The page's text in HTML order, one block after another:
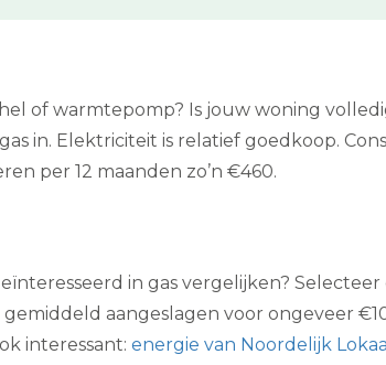
of warmtepomp? Is jouw woning
in. Elektriciteit is relatief goedkoop.
per 12 maanden zo’n €460.
in gas vergelijken? Selecteer
aangeslagen voor ongeveer
interessant: energie van Noordelijk